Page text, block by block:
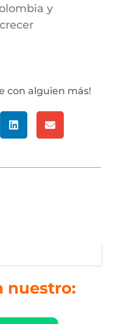
y
con alguien más!
nuestro: